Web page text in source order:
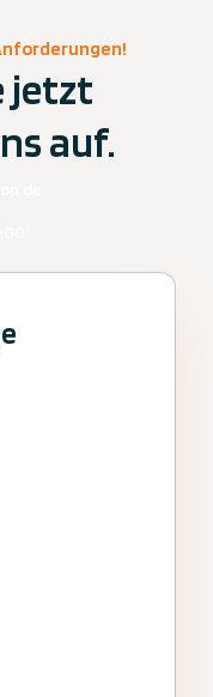
jetzt
auf.